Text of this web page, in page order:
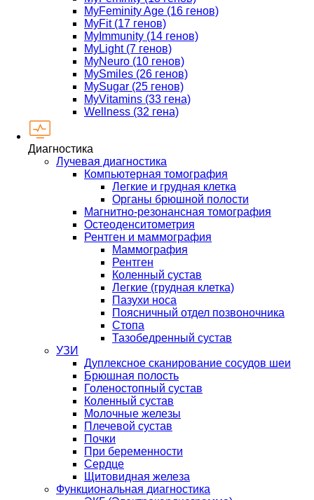
MyFeminity Age (16 генов)
MyFit (17 генов)
MyImmunity (14 генов)
MyLight (7 генов)
MyNeuro (10 генов)
MySmiles (26 генов)
MySugar (25 генов)
MyVitamins (33 гена)
Wellness (32 гена)
Диагностика
Лучевая диагностика
Компьютерная томография
Легкие и грудная клетка
Органы брюшной полости
Магнитно-резонансная томография
Остеоденситометрия
Рентген и маммография
Маммография
Рентген
Коленный сустав
Легкие (грудная клетка)
Пазухи носа
Поясничный отдел позвоночника
Стопа
Тазобедренный сустав
УЗИ
Дуплексное сканирование сосудов шеи
Брюшная полость
Голеностопный сустав
Коленный сустав
Молочные железы
Плечевой сустав
Почки
При беременности
Сердце
Щитовидная железа
Функциональная диагностика